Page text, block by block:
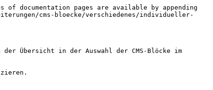
documentation pages are available by appending
cms-bloecke/verschiedenes/individueller-
Übersicht in der Auswahl der CMS-Blöcke im